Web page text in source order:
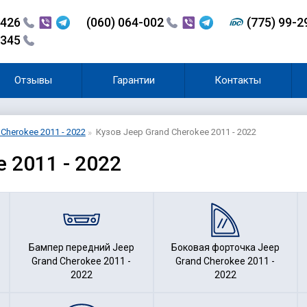
(060) 064-002
(775) 99-
Отзывы Гарантии Контакты
2011 - 2022 Кузов Jeep Grand Cherokee 2011 - 2022
2011 - 2022
Бампер передний Jeep
Grand Cherokee 2011 -
2022
Боковая форточка Jeep
Grand Cherokee 2011 -
2022